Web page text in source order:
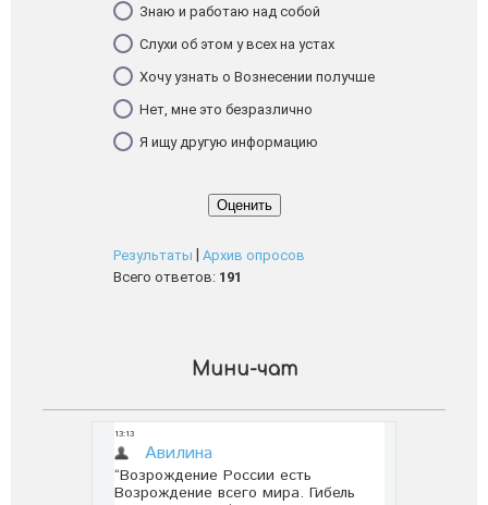
Знаю и работаю над собой
Слухи об этом у всех на устах
Хочу узнать о Вознесении получше
Нет, мне это безразлично
Я ищу другую информацию
Результаты
Архив опросов
Всего ответов: 191
Мини-чат